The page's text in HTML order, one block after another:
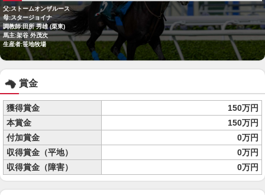
父:ストームオンザルース
母:スタージョイナ
調教師:田所 秀雄 (栗東)
馬主:架谷 外茂次
生産者:笹地牧場
賞金
獲得賞金
150万円
本賞金
150万円
付加賞金
0万円
収得賞金（平地）
0万円
収得賞金（障害）
0万円